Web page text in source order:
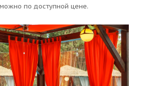
по доступной цене.